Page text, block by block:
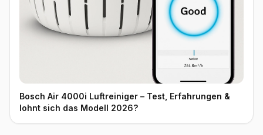
Bosch Air 4000i Luftreiniger – Test, Erfahrungen &
lohnt sich das Modell 2026?